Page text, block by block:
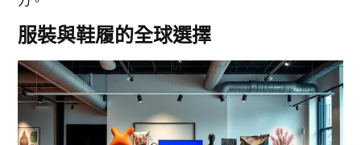
服裝與鞋履的全球選擇